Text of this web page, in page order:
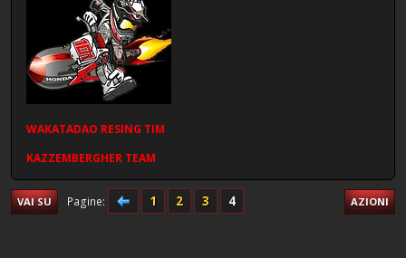
WAKATADAO RESING TIM
KAZZEMBERGHER TEAM
VAI SU Pagine 1 2 3 4 AZIONI